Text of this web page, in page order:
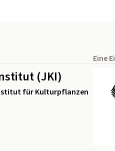
(JKI)
für Kulturpflanzen
Eine